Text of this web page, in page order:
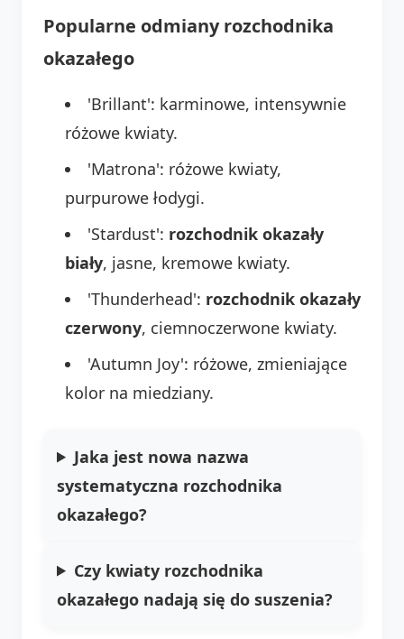
Popularne odmiany rozchodnika
okazałego
'Brillant': karminowe, intensywnie
różowe kwiaty.
'Matrona': różowe kwiaty,
purpurowe łodygi.
'Stardust': rozchodnik okazały
biały, jasne, kremowe kwiaty.
'Thunderhead': rozchodnik okazały
czerwony, ciemnoczerwone kwiaty.
'Autumn Joy': różowe, zmieniające
kolor na miedziany.
Jaka jest nowa nazwa
systematyczna rozchodnika
okazałego?
Czy kwiaty rozchodnika
okazałego nadają się do suszenia?